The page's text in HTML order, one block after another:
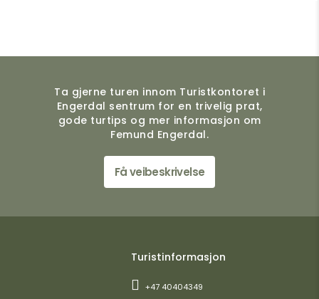
Ta gjerne turen innom Turistkontoret i
Engerdal sentrum for en trivelig prat,
gode turtips og mer informasjon om
Femund Engerdal.
Få veibeskrivelse
Turistinformasjon
+47 40404349